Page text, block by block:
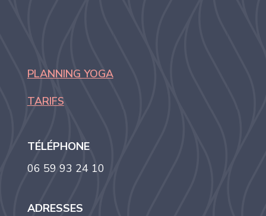
PLANNING YOGA
TARIFS
TÉLÉPHONE
06 59 93 24 10
ADRESSES